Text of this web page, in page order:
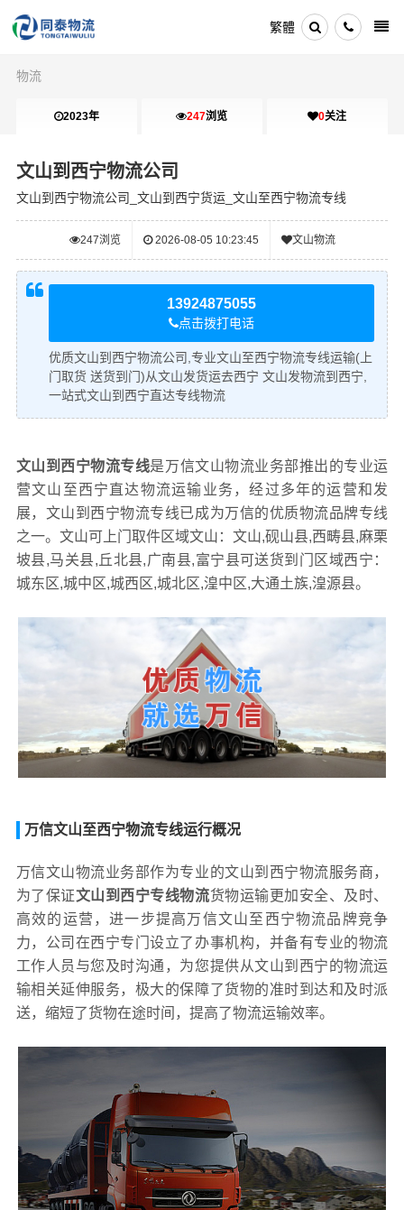
繁體
物流
2023年 247浏览 0关注
文山到西宁物流公司
文山到西宁物流公司_文山到西宁货运_文山至西宁物流专线
247浏览 2026-08-05 10:23:45 文山物流
13924875055
点击拨打电话
优质文山到西宁物流公司,专业文山至西宁物流专线运输(上
门取货 送货到门)从文山发货运去西宁 文山发物流到西宁,
一站式文山到西宁直达专线物流
文山到西宁物流专线是万信文山物流业务部推出的专业运
营文山至西宁直达物流运输业务，经过多年的运营和发
展，文山到西宁物流专线已成为万信的优质物流品牌专线
之一。文山可上门取件区域文山：文山,砚山县,西畴县,麻栗
坡县,马关县,丘北县,广南县,富宁县可送货到门区域西宁：
城东区,城中区,城西区,城北区,湟中区,大通土族,湟源县。
万信文山至西宁物流专线运行概况
万信文山物流业务部作为专业的文山到西宁物流服务商，
为了保证文山到西宁专线物流货物运输更加安全、及时、
高效的运营，进一步提高万信文山至西宁物流品牌竞争
力，公司在西宁专门设立了办事机构，并备有专业的物流
工作人员与您及时沟通，为您提供从文山到西宁的物流运
输相关延伸服务，极大的保障了货物的准时到达和及时派
送，缩短了货物在途时间，提高了物流运输效率。